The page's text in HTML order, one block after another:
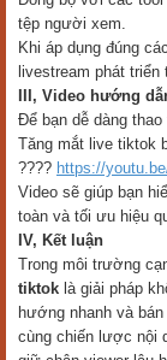
tệp người xem.
Khi áp dụng đúng
livestream phát
III, Video hướng
Để bạn dễ dàng
Tăng mắt live tiktok
???? https://
Video sẽ giúp bạn
toàn và tối ưu hiệu
IV, Kết luận
Trong môi trường
tiktok là giải pháp
hướng nhanh và
cùng chiến lược nội